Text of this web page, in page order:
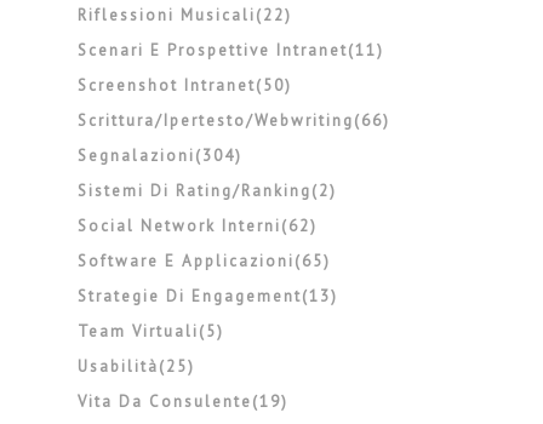
Riflessioni Musicali(22)
Scenari E Prospettive Intranet(11)
Screenshot Intranet(50)
Scrittura/ipertesto/webwriting(66)
Segnalazioni(304)
Sistemi Di Rating/ranking(2)
Social Network Interni(62)
Software E Applicazioni(65)
Strategie Di Engagement(13)
Team Virtuali(5)
Usabilità(25)
Vita Da Consulente(19)